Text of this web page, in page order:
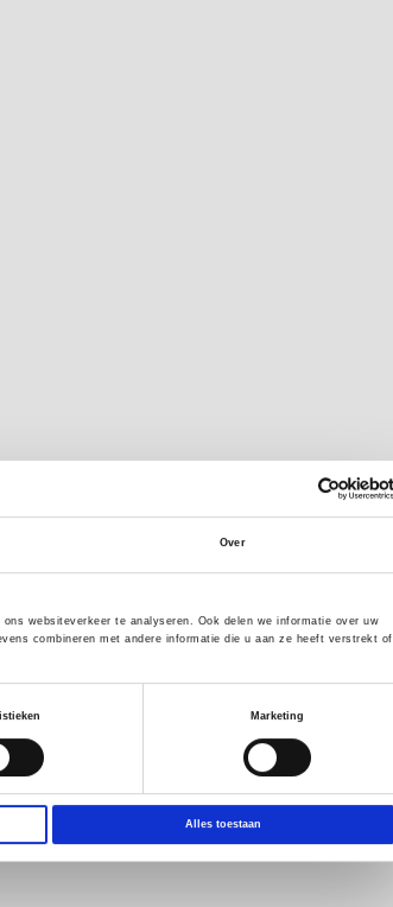
Over
websiteverkeer te analyseren. Ook delen we informatie over uw
combineren met andere informatie die u aan ze heeft verstrekt of
Marketing
Alles toestaan